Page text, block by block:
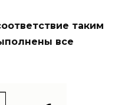
таким
все